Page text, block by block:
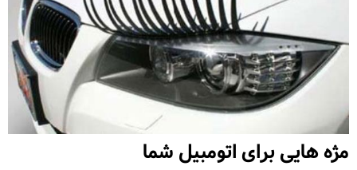
مژه هایی برای اتومبیل شما